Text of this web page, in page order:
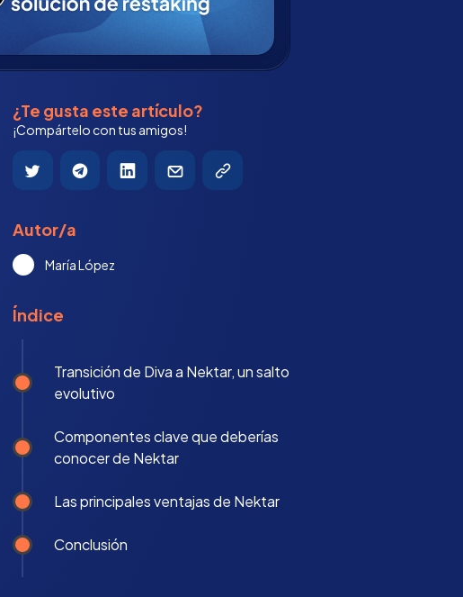
¿Te gusta este artículo?
¡Compártelo con tus amigos!
Autor/a
María López
Índice
Transición de Diva a Nektar, un salto
evolutivo
Componentes clave que deberías
conocer de Nektar
Las principales ventajas de Nektar
Conclusión